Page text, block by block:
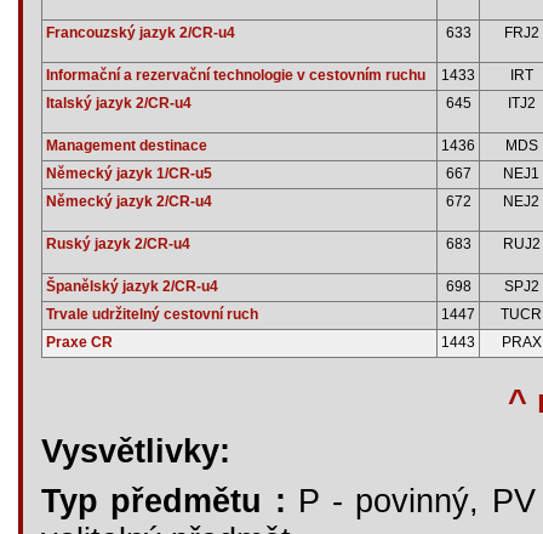
Francouzský jazyk 2/CR-u4 633 FRJ2
Informační a rezervační technologie v cestovním ruchu 1433
IRT
Italský jazyk 2/CR-u4
645 ITJ2
Management destinace 1436
MDS
Německý jazyk 1/CR-u5
667
NEJ1
Německý jazyk 2/CR-u4
672 NEJ2
Ruský jazyk 2/CR-u4 683 RUJ2
Španělský jazyk 2/CR-u4 698
SPJ2
Trvale udržitelný cestovní ruch
1447
TUCR
Praxe CR
1443 PRAX
^
Vysvětlivky:
Typ předmětu : P - povinný,